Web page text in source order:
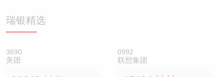
瑞银精选
3690
美团
0992
联想集团